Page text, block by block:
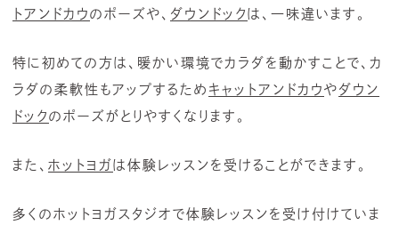
トアンドカウ のポーズや、 ダウンドック は、一味違います。
特に初めての方は、暖かい環境でカラダを動かすことで、カ
ラダの柔軟性もアップするため キャットアンドカウ や ダウン
ドック のポーズがとりやすくなります。
また、 ホットヨガ は体験レッスンを受けることができます。
多くのホットヨガスタジオで体験レッスンを受け付けていま